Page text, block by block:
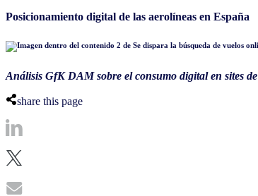
Posicionamiento digital de las aerolíneas en España
Análisis GfK DAM sobre el consumo digital en sites
share this page